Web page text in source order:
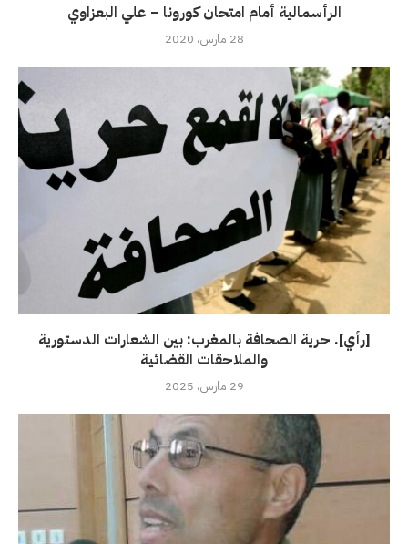
الرأسمالية أمام امتحان كورونا – علي البعزاوي
28 مارس، 2020
[رأي]. حرية الصحافة بالمغرب: بين الشعارات الدستورية
والملاحقات القضائية
29 مارس، 2025